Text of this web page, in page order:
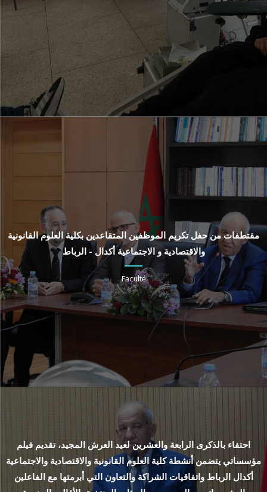
مقتطفات من حفل تكريم الموظفين المتقاعدين بكلية العلوم القانونية
والاقتصادية و الاجتماعية أكدال - الرباط
Faculté
احتفاء بالذكرى الرابعة والعشرين لعيد العرش المجيد، تقديم فيلم
مؤسساتي يتضمن أنشطة كلية العلوم القانونية والاقتصادية والاجتماعية
أكدال الرباط واتفاقيات الشراكة والتعاون التي أبرمتها مع الفاعلين